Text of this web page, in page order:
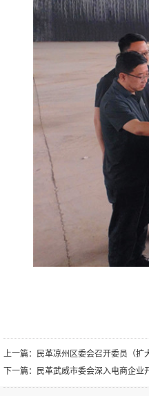
上一篇：
民革凉州区委会召开委员（扩
下一篇：
民革武威市委会深入电商企业